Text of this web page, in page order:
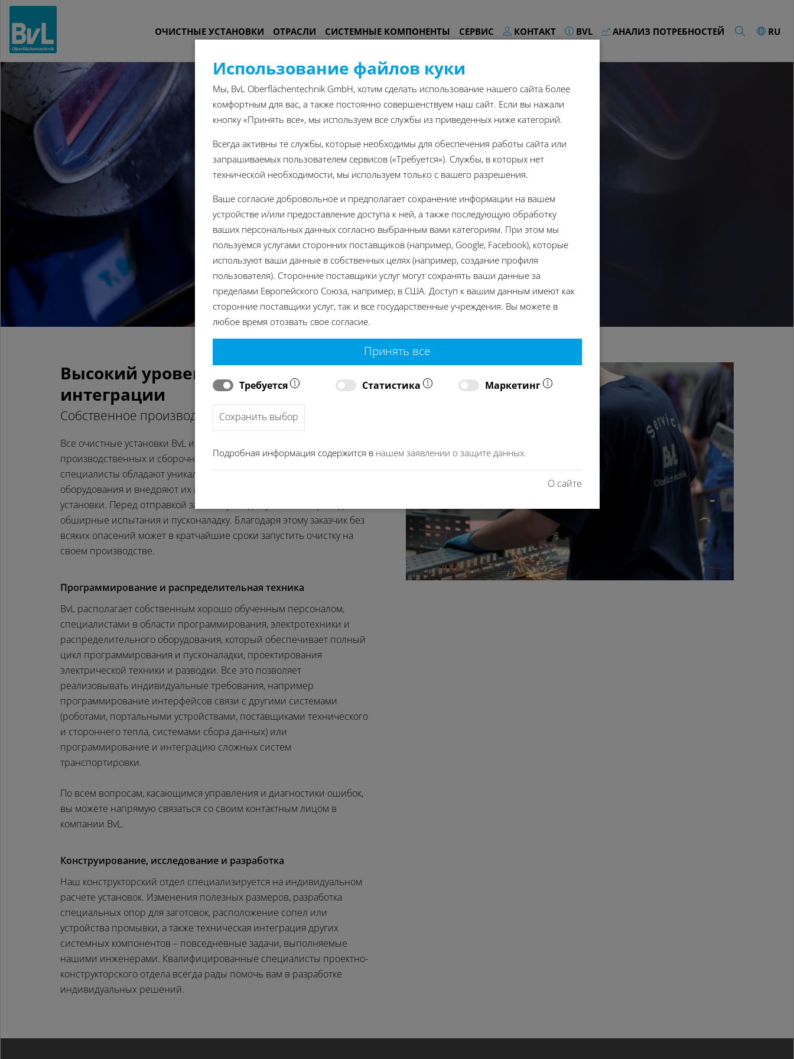
OЧИСТНЫЕ УСТАНОВКИ ОТРАСЛИ СИСТЕМНЫЕ КОМПОНЕНТЫ СЕРВИС КОНТАКТ BVL АНАЛИЗ ПОТРЕБНОСТЕЙ RU
Высокий уровень вертикальной
интеграции
Собственное производство
Все очистные установки BvL изготовляются на собственных
производственных и сборочных площадках. Наши опытные
специалисты обладают уникальными ноу-хау в области очистного
оборудования и внедряют их в индивидуально проектируемые
установки. Перед отправкой заказчику каждая установка проходит
обширные испытания и пусконаладку. Благодаря этому заказчик без
всяких опасений может в кратчайшие сроки запустить очистку на
своем производстве.
Программирование и распределительная техника
BvL располагает собственным хорошо обученным персоналом,
специалистами в области программирования, электротехники и
распределительного оборудования, который обеспечивает полный
цикл программирования и пусконаладки, проектирования
электрической техники и разводки. Все это позволяет
реализовывать индивидуальные требования, например
программирование интерфейсов связи с другими системами
(роботами, портальными устройствами, поставщиками технического
и стороннего тепла, системами сбора данных) или
программирование и интеграцию сложных систем
транспортировки.
По всем вопросам, касающимся управления и диагностики ошибок,
вы можете напрямую связаться со своим контактным лицом в
компании BvL.
Конструирование, исследование и разработка
Наш конструкторский отдел специализируется на индивидуальном
расчете установок. Изменения полезных размеров, разработка
специальных опор для заготовок, расположение сопел или
устройства промывки, а также техническая интеграция других
системных компонентов – повседневные задачи, выполняемые
нашими инженерами. Квалифицированные специалисты проектно-
конструкторского отдела всегда рады помочь вам в разработке
индивидуальных решений.
Использование файлов куки
Мы, BvL Oberflächentechnik GmbH, хотим сделать использование нашего сайта более
комфортным для вас, а также постоянно совершенствуем наш сайт. Если вы нажали
кнопку «Принять все», мы используем все службы из приведенных ниже категорий.
Всегда активны те службы, которые необходимы для обеспечения работы сайта или
запрашиваемых пользователем сервисов («Требуется»). Службы, в которых нет
технической необходимости, мы используем только с вашего разрешения.
Ваше согласие добровольное и предполагает сохранение информации на вашем
устройстве и/или предоставление доступа к ней, а также последующую обработку
ваших персональных данных согласно выбранным вами категориям. При этом мы
пользуемся услугами сторонних поставщиков (например, Google, Facebook), которые
используют ваши данные в собственных целях (например, создание профиля
пользователя). Сторонние поставщики услуг могут сохранять ваши данные за
пределами Европейского Союза, например, в США. Доступ к вашим данным имеют как
сторонние поставщики услуг, так и все государственные учреждения. Вы можете в
любое время отозвать свое согласие.
Принять все
Требуется Статистика Маркетинг
Сохранить выбор
Подробная информация содержится в нашем заявлении о защите данных.
О сайте